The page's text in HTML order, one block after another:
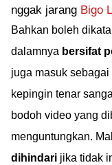
nggak jarang Bigo
Bahkan boleh
dalamnya bersifat
juga masuk
kepingin tenar
bodoh video yang
menguntungkan.
dihindari jika tidak